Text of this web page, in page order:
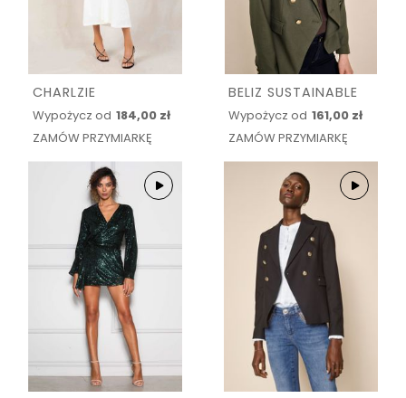
CHARLZIE
Wypożycz od 184,00 zł
ZAMÓW PRZYMIARKĘ
BELIZ SUSTAINABLE
Wypożycz od 161,00 zł
ZAMÓW PRZYMIARKĘ